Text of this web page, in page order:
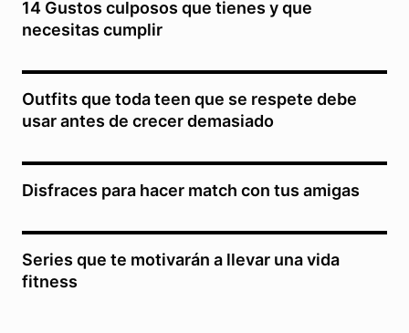
14 Gustos culposos que tienes y que
necesitas cumplir
Outfits que toda teen que se respete debe
usar antes de crecer demasiado
Disfraces para hacer match con tus amigas
Series que te motivarán a llevar una vida
fitness